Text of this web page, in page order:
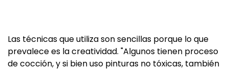
Las técnicas que utiliza son sencillas porque lo que
prevalece es la creatividad. "Algunos tienen proceso
de cocción, y si bien uso pinturas no tóxicas, también